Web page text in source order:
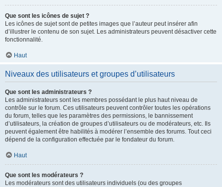
Que sont les icônes de sujet ?
Les icônes de sujet sont de petites images que l’auteur peut insérer afin
d’illustrer le contenu de son sujet. Les administrateurs peuvent désactiver cette
fonctionnalité.
Haut
Niveaux des utilisateurs et groupes d’utilisateurs
Que sont les administrateurs ?
Les administrateurs sont les membres possédant le plus haut niveau de
contrôle sur le forum. Ces utilisateurs peuvent contrôler toutes les opérations
du forum, telles que les paramètres des permissions, le bannissement
d’utilisateurs, la création de groupes d’utilisateurs ou de modérateurs, etc. Ils
peuvent également être habilités à modérer l’ensemble des forums. Tout ceci
dépend de la configuration effectuée par le fondateur du forum.
Haut
Que sont les modérateurs ?
Les modérateurs sont des utilisateurs individuels (ou des groupes